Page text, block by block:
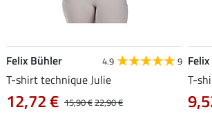
Felix Bühler 4.9 9
T-shirt technique Julie
15,90 €22,90 €
12,72 €
T-